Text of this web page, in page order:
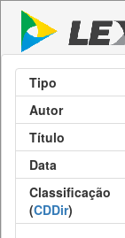
Tipo
Autor
Título
Data
Classificação
(CDDir)